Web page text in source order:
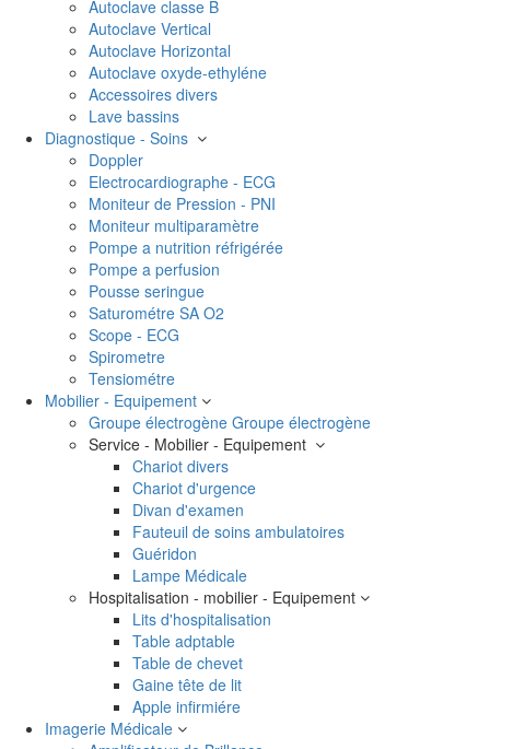
Autoclave classe B
Autoclave Vertical
Autoclave Horizontal
Autoclave oxyde-ethyléne
Accessoires divers
Lave bassins
Diagnostique - Soins
Doppler
Electrocardiographe - ECG
Moniteur de Pression - PNI
Moniteur multiparamètre
Pompe a nutrition réfrigérée
Pompe a perfusion
Pousse seringue
Saturométre SA O2
Scope - ECG
Spirometre
Tensiométre
Mobilier - Equipement
Groupe électrogène Groupe électrogène
Service - Mobilier - Equipement
Chariot divers
Chariot d'urgence
Divan d'examen
Fauteuil de soins ambulatoires
Guéridon
Lampe Médicale
Hospitalisation - mobilier - Equipement
Lits d'hospitalisation
Table adptable
Table de chevet
Gaine tête de lit
Apple infirmiére
Imagerie Médicale